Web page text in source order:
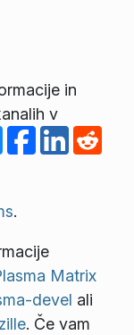
in
v
.
Matrix
devel ali
. Če vam